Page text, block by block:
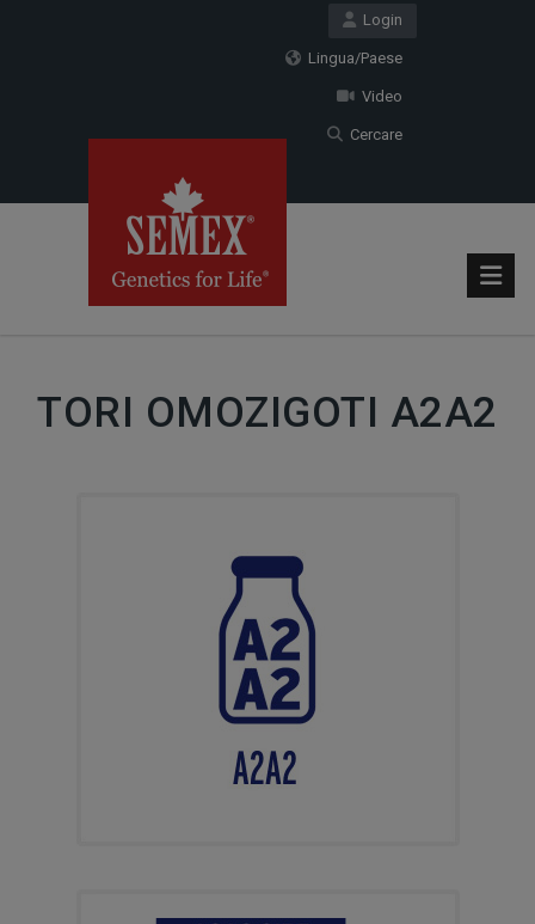
Login
Lingua/Paese
Video
Cercare
TORI OMOZIGOTI A2A2